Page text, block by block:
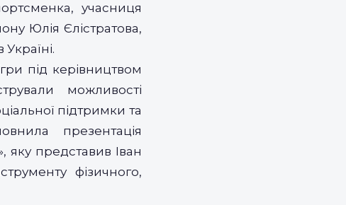
учасниця
Юлія Єлістратова,
під керівництвом
можливості
підтримки та
презентація
яку представив Іван
фізичного,